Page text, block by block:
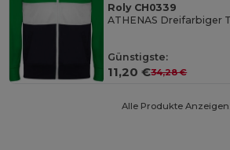
Roly CH0339
Günstigste:
11,20 €34,28 €
Alle Produkte Anzeigen.